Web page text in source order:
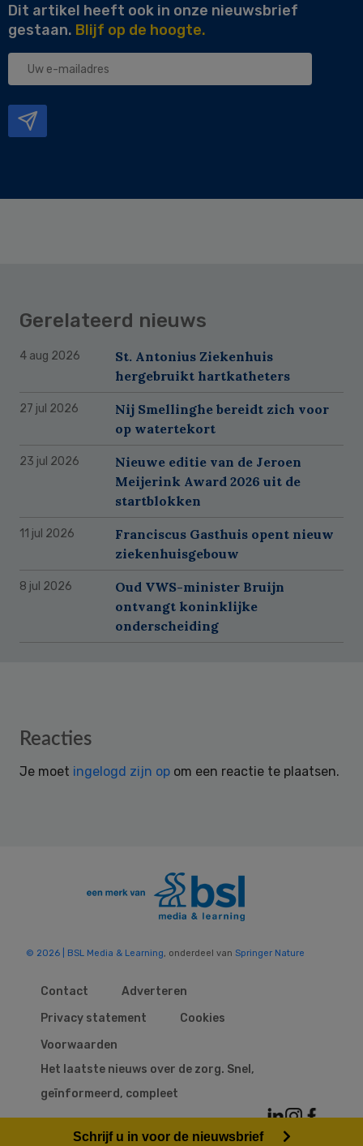
Dit artikel heeft ook in onze nieuwsbrief
gestaan. Blijf op de hoogte.
Uw
Gerelateerd nieuws
4 aug 2026
St. Antonius Ziekenhuis
hergebruikt hartkatheters
27 jul 2026
Nij Smellinghe bereidt zich voor
op watertekort
23 jul 2026
Nieuwe editie van de Jeroen
Meijerink Award 2026 uit de
startblokken
11 jul 2026
Franciscus Gasthuis opent nieuw
ziekenhuisgebouw
8 jul 2026
Oud VWS-minister Bruijn
ontvangt koninklijke
onderscheiding
Reader
Reacties
Je moet ingelogd zijn op om een reactie te plaatsen.
© 2026 | BSL Media & Learning, onderdeel van Springer Nature
Contact
Adverteren
Privacy statement
Cookies
Voorwaarden
Het laatste nieuws over de zorg. Snel,
geïnformeerd, compleet
Schrijf u in voor de nieuwsbrief